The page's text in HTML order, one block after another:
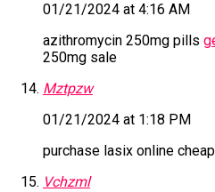
01/21/2024 at 4:16 AM
azithromycin 250mg pills
250mg sale
Mztpzw
01/21/2024 at 1:18 PM
purchase lasix online cheap
Vchzml